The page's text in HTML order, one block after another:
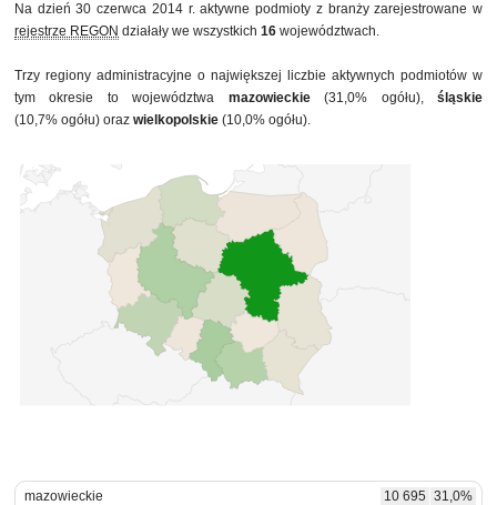
Na dzień 30 czerwca 2014 r. aktywne podmioty z branży zarejestrowane w
rejestrze REGON działały we wszystkich 16 województwach.
Trzy regiony administracyjne o największej liczbie aktywnych podmiotów w
tym okresie to województwa mazowieckie(31,0% ogółu),śląskie
(10,7% ogółu) oraz wielkopolskie (10,0% ogółu).
mazowieckie 10 695 31,0%